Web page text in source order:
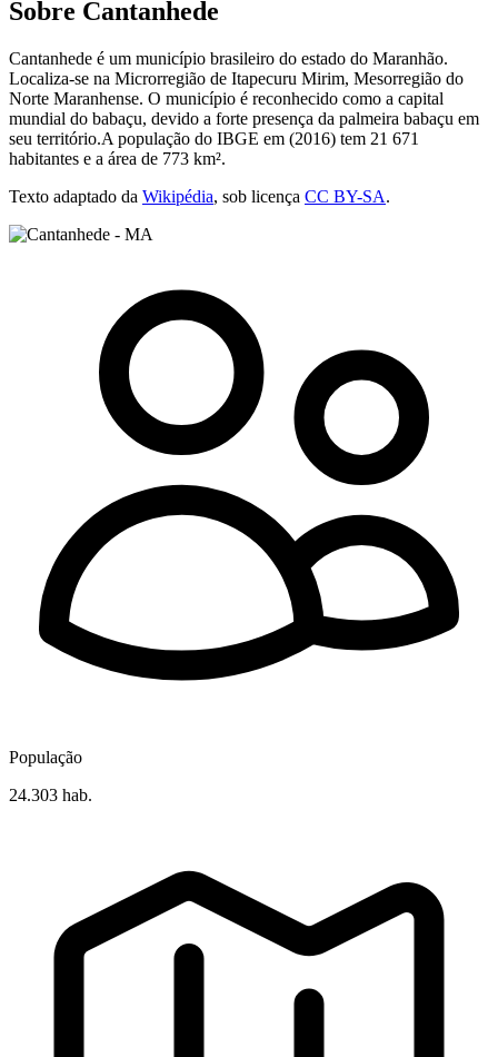
Sobre Cantanhede
Cantanhede é um município brasileiro do estado do Maranhão.
Localiza-se na Microrregião de Itapecuru Mirim, Mesorregião do
Norte Maranhense. O município é reconhecido como a capital
mundial do babaçu, devido a forte presença da palmeira babaçu em
seu território.A população do IBGE em (2016) tem 21 671
habitantes e a área de 773 km².
Texto adaptado da Wikipédia, sob licença CC BY-SA.
População
24.303 hab.